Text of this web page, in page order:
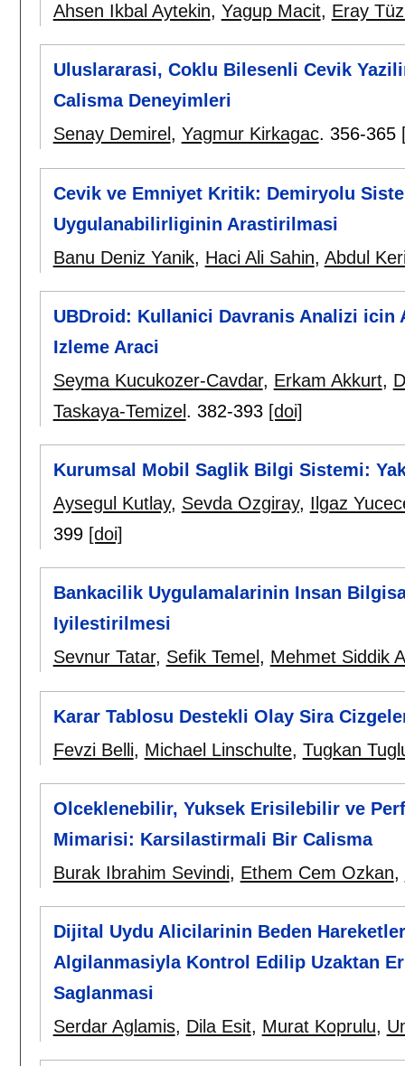
Ahsen Ikbal Aytekin, Yagup Macit, Eray
Uluslararasi, Coklu Bilesenli Cevik
Calisma Deneyimleri
Senay Demirel , Yagmur Kirkagac. 356-365
Cevik ve Emniyet Kritik: Demiryolu
Uygulanabilirliginin Arastirilmasi
Banu Deniz Yanik, Haci Ali Sahin, Abdul
UBDroid: Kullanici Davranis Analizi
Izleme Araci
Seyma Kucukozer-Cavdar, Erkam Akkurt,
Taskaya-Temizel . 382-393 [doi]
Kurumsal Mobil Saglik Bilgi Sistemi:
Aysegul Kutlay, Sevda Ozgiray, Ilgaz
399 [doi]
Bankacilik Uygulamalarinin Insan
Iyilestirilmesi
Sevnur Tatar, Sefik Temel , Mehmet Siddik
Karar Tablosu Destekli Olay Sira
Fevzi Belli, Michael Linschulte, Tugkan
Olceklenebilir, Yuksek Erisilebilir ve
Mimarisi: Karsilastirmali Bir Calisma
Burak Ibrahim Sevindi, Ethem Cem Ozkan,
Dijital Uydu Alicilarinin Beden
Algilanmasiyla Kontrol Edilip Uzaktan
Saglanmasi
Serdar Aglamis, Dila Esit, Murat Koprulu,